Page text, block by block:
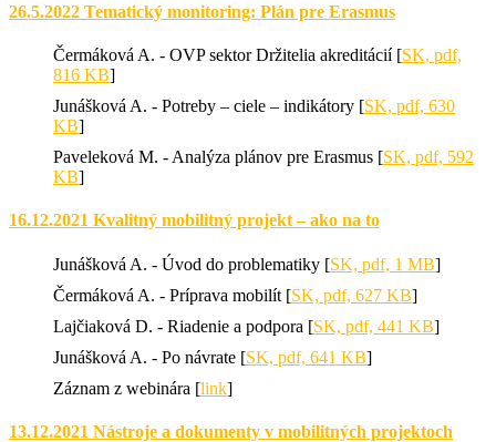
26.5.2022 Tematický monitoring: Plán pre Erasmus
Čermáková A. - OVP sektor Držitelia akreditácií [SK, pdf,
816 KB]
Junášková A. - Potreby – ciele – indikátory [SK, pdf, 630
KB]
Paveleková M. - Analýza plánov pre Erasmus [SK, pdf, 592
KB]
16.12.2021 Kvalitný mobilitný projekt – ako na to
Junášková A. - Úvod do problematiky [SK, pdf, 1 MB]
Čermáková A. - Príprava mobilít [SK, pdf, 627 KB]
Lajčiaková D. - Riadenie a podpora [SK, pdf, 441 KB]
Junášková A. - Po návrate [SK, pdf, 641 KB]
Záznam z webinára [link]
13.12.2021 Nástroje a dokumenty v mobilitných projektoch